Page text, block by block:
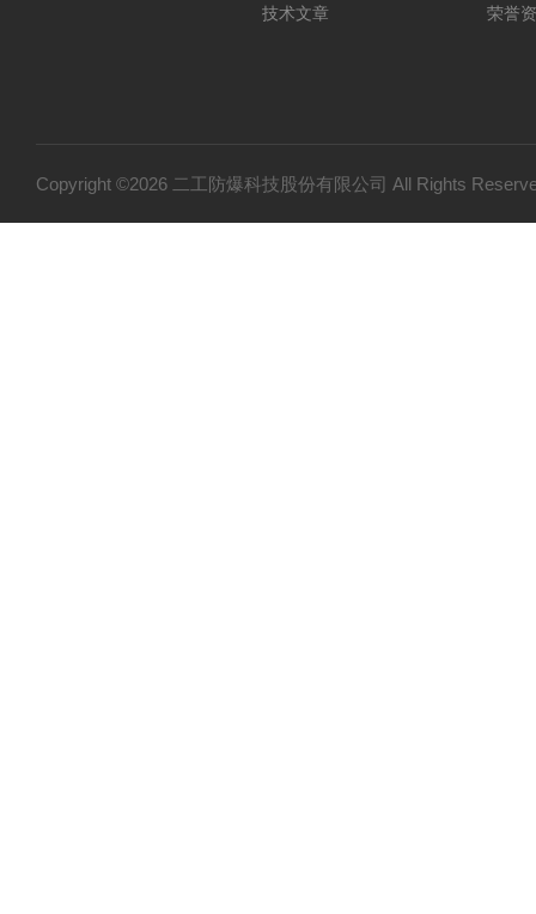
技术文章 荣誉
Copyright ©2026 二工防爆科技股份有限公司 All Rights